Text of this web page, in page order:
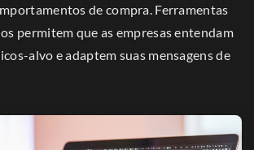
de compra. Ferramentas
permitem que as empresas entendam
alvo e adaptem suas mensagens de